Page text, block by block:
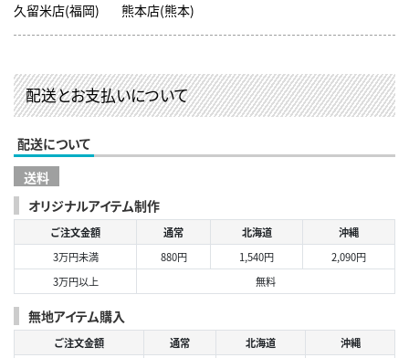
久留米店(福岡)
熊本店(熊本)
配送とお支払いについて
配送について
送料
オリジナルアイテム制作
ご注文金額 通常 北海道
沖縄
3万円未満
880円 1,540円
2,090円
3万円以上
無料
無地アイテム購入
ご注文金額 通常 北海道
沖縄